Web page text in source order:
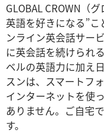
GLOBAL CROWN（
英語を好きになる”
ンライン英会話サー
に英会話を続けられ
ベルの英語力に加え
スンは、スマートフ
インターネットを使
ありません。ご自宅
す。